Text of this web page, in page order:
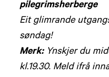
pilegrimsherberge
Eit glimrande
søndag!
Merk:Ynskjer du
kl.19.30. Meld ifrå